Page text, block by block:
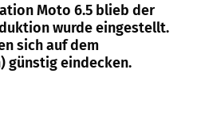
Moto 6.5 blieb der
wurde eingestellt.
sich auf dem
günstig eindecken.